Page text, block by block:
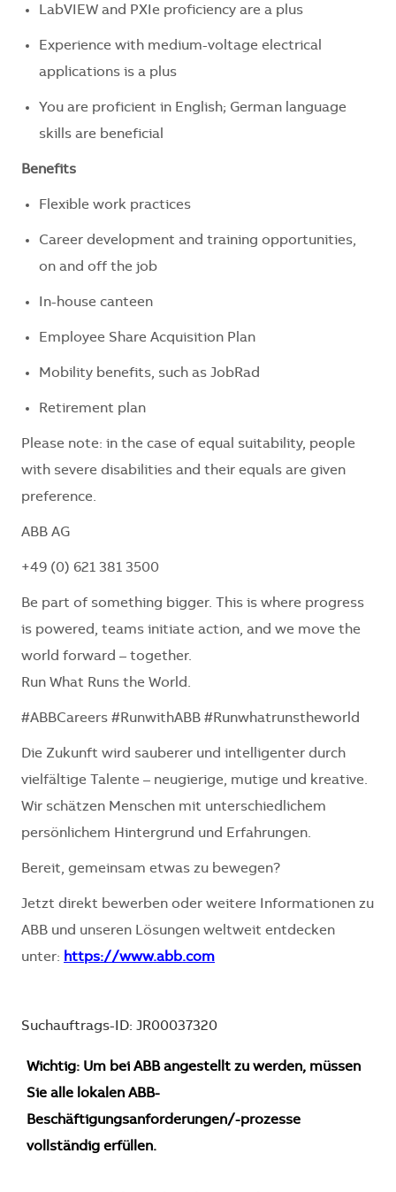
LabVIEW and PXIe proficiency are a plus
Experience with medium-voltage electrical
applications is a plus
You are proficient in English; German language
skills are beneficial
Benefits
Flexible work practices
Career development and training opportunities,
on and off the job
In-house canteen
Employee Share Acquisition Plan
Mobility benefits, such as JobRad
Retirement plan
Please note: in the case of equal suitability, people
with severe disabilities and their equals are given
preference.
ABB AG
+49 (0) 621 381 3500
Be part of something bigger. This is where progress
is powered, teams initiate action, and we move the
world forward – together.
Run What Runs the World.
#ABBCareers #RunwithABB #Runwhatrunstheworld
Die Zukunft wird sauberer und intelligenter durch
vielfältige Talente – neugierige, mutige und kreative.
Wir schätzen Menschen mit unterschiedlichem
persönlichem Hintergrund und Erfahrungen.
Bereit, gemeinsam etwas zu bewegen?
Jetzt direkt bewerben oder weitere Informationen zu
ABB und unseren Lösungen weltweit entdecken
unter: https://www.abb.com
Suchauftrags-ID: JR00037320
Wichtig: Um bei ABB angestellt zu werden, müssen
Sie alle lokalen ABB-
Beschäftigungsanforderungen/-prozesse
vollständig erfüllen.